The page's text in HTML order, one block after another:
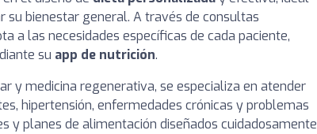
su bienestar general. A través de consultas
a las necesidades específicas de cada paciente,
su app de nutrición.
y medicina regenerativa, se especializa en atender
hipertensión, enfermedades crónicas y problemas
y planes de alimentación diseñados cuidadosamente